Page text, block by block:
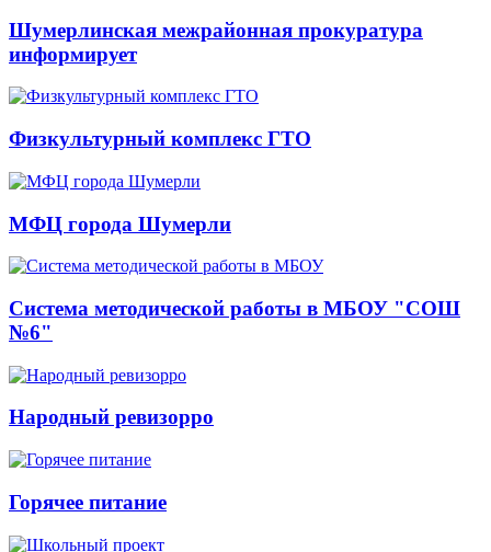
Шумерлинская межрайонная прокуратура
информирует
Физкультурный комплекс ГТО
МФЦ города Шумерли
Система методической работы в МБОУ "СОШ
№6"
Народный ревизорро
Горячее питание